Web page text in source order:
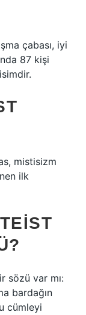
çabası, iyi
87 kişi
mistisizm
ilk
sözü var mı:
bardağın
cümleyi